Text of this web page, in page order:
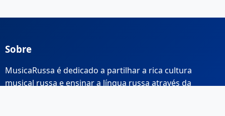
Sobre
MusicaRussa é dedicado a partilhar a rica cultura
musical russa e ensinar a língua russa através da